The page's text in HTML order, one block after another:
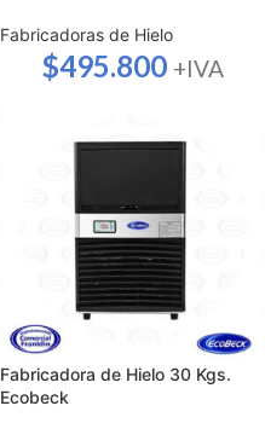
Fabricadoras de Hielo
$495.800 +IVA
Fabricadora de Hielo 30 Kgs.
Ecobeck